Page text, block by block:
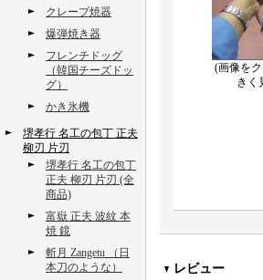
クレープ焼器
爆弾焼き器
フレンチドッグ
（韓国チーズドッ
グ）
かき氷機
堺孝行 名工の包丁 正夫
柳刃 片刃
堺孝行 名工の包丁
正夫 柳刃 片刃 (全
商品)
富嶽 正夫 波紋 本
焼 鏡
斬月 Zangetu （日
本刀のような）
(画像を
きく
レビュー